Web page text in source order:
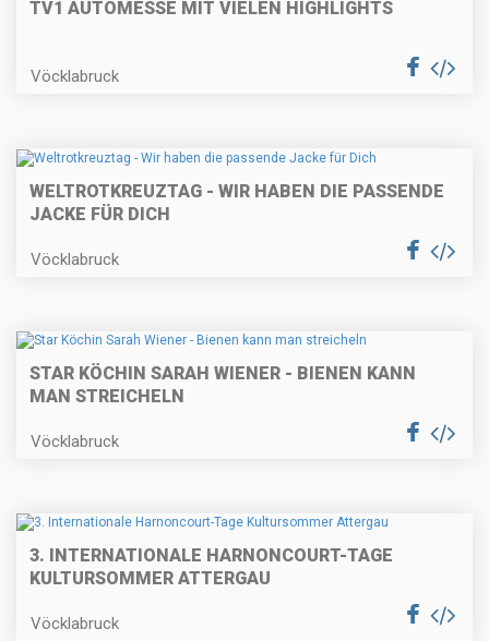
TV1 AUTOMESSE MIT VIELEN HIGHLIGHTS
Vöcklabruck
WELTROTKREUZTAG - WIR HABEN DIE PASSENDE
JACKE FÜR DICH
Vöcklabruck
STAR KÖCHIN SARAH WIENER - BIENEN KANN
MAN STREICHELN
Vöcklabruck
3. INTERNATIONALE HARNONCOURT-TAGE
KULTURSOMMER ATTERGAU
Vöcklabruck